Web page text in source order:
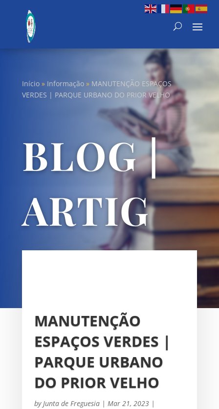
Início» Informação» MANUTENÇÃO ESPAÇOS
VERDES | PARQUE URBANO DO PRIOR VELHO
BLOG |
ARTIG
OS
MANUTENÇÃO
ESPAÇOS VERDES |
PARQUE URBANO
DO PRIOR VELHO
by Junta de Freguesia| Mar 21, 2023|